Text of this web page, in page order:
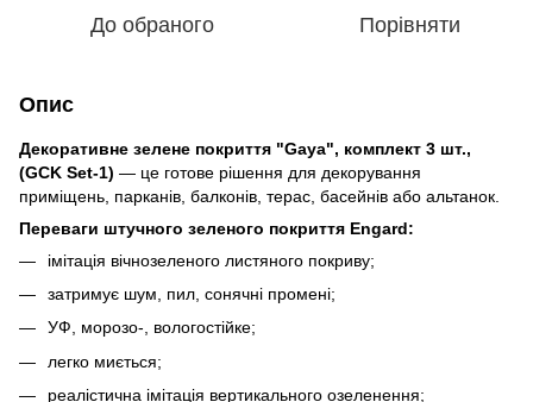
До обраного Порівняти
Опис
Декоративне зелене покриття "Gaya", комплект 3 шт.,
(GCK Set-1) — це готове рішення для декорування
приміщень, парканів, балконів, терас, басейнів або альтанок.
Переваги штучного зеленого покриття Engard:
імітація вічнозеленого листяного покриву;
затримує шум, пил, сонячні промені;
УФ, морозо-, вологостійке;
легко миється;
реалістична імітація вертикального озеленення;